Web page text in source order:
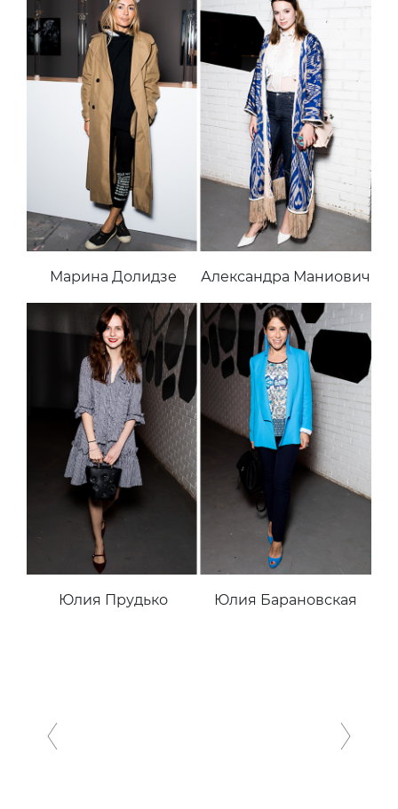
Марина Долидзе Александра Маниович
Юлия Прудько
Юлия Барановская